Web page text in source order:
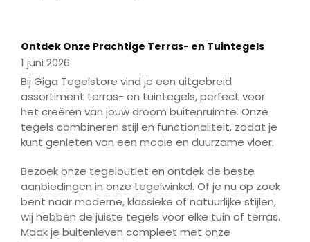
Play
Ontdek Onze Prachtige Terras- en Tuintegels
1 juni 2026
Bij Giga Tegelstore vind je een uitgebreid
assortiment terras- en tuintegels, perfect voor
het creëren van jouw droom buitenruimte. Onze
tegels combineren stijl en functionaliteit, zodat je
kunt genieten van een mooie en duurzame vloer.
Bezoek onze tegeloutlet en ontdek de beste
aanbiedingen in onze tegelwinkel. Of je nu op zoek
bent naar moderne, klassieke of natuurlijke stijlen,
wij hebben de juiste tegels voor elke tuin of terras.
Maak je buitenleven compleet met onze